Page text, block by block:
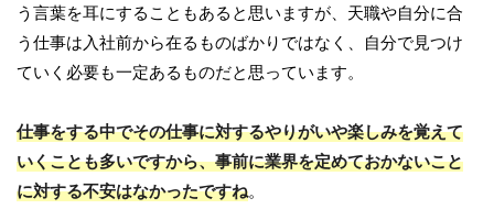
う言葉を耳にすることもあると思いますが、天職や自分に合
う仕事は入社前から在るものばかりではなく、自分で見つけ
ていく必要も一定あるものだと思っています。
仕事をする中でその仕事に対するやりがいや楽しみを覚えて
いくことも多いですから、事前に業界を定めておかないこと
に対する不安はなかったですね。